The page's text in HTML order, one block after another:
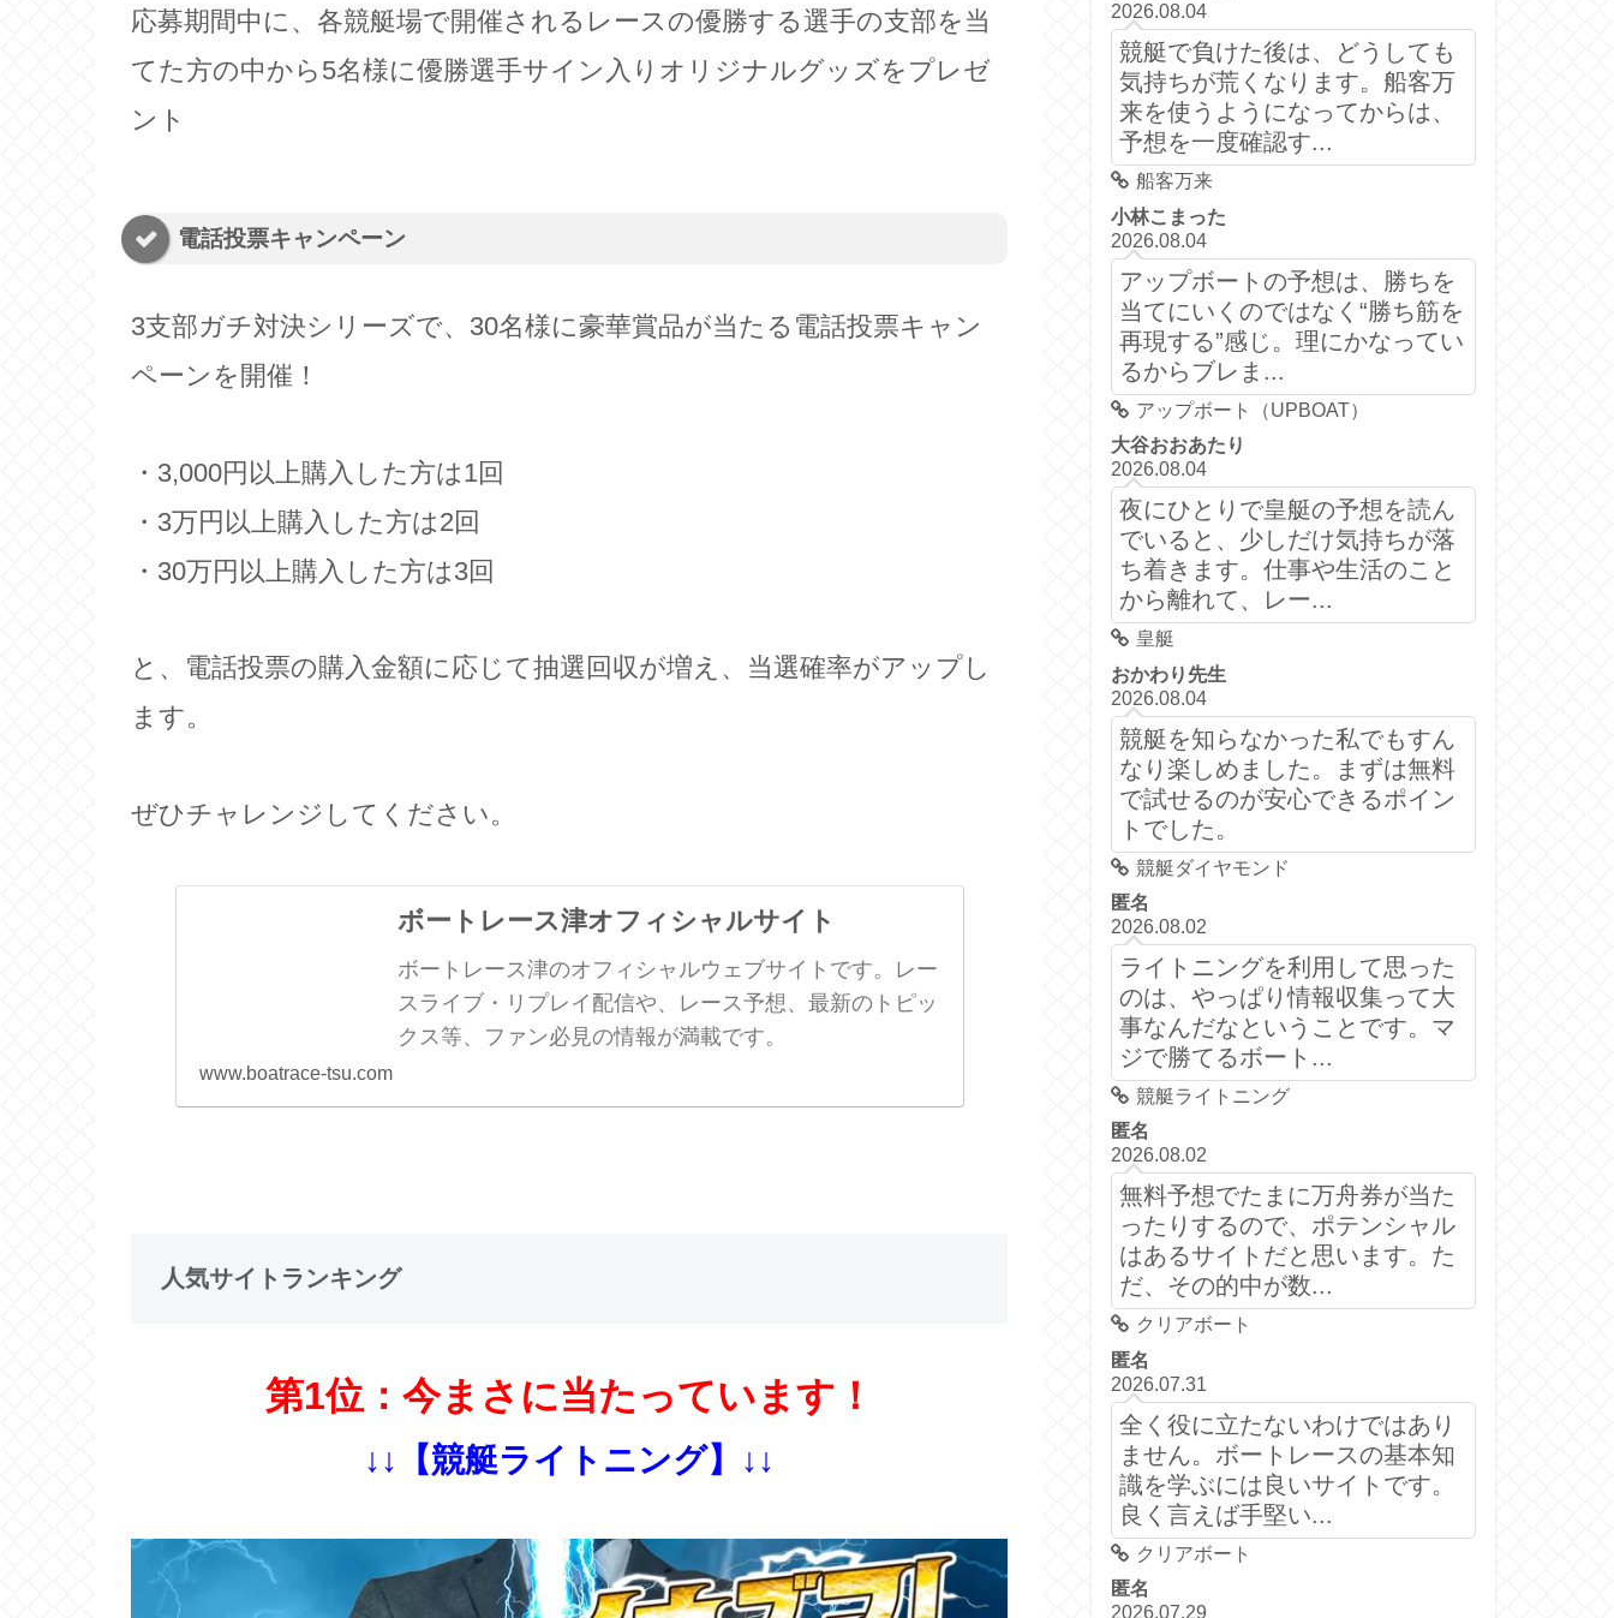
応募期間中に、各競艇場で開催されるレースの優勝する選手の支部を当
てた方の中から5名様に優勝選手サイン入りオリジナルグッズをプレゼ
ント
電話投票キャンペーン
3支部ガチ対決シリーズで、30名様に豪華賞品が当たる電話投票キャン
ペーンを開催！
・3,000円以上購入した方は1回
・3万円以上購入した方は2回
・30万円以上購入した方は3回
と、電話投票の購入金額に応じて抽選回収が増え、当選確率がアップし
ます。
ぜひチャレンジしてください。
ボートレース津オフィシャルサイト
ボートレース津のオフィシャルウェブサイトです。レー
スライブ・リプレイ配信や、レース予想、最新のトピッ
クス等、ファン必見の情報が満載です。
www.boatrace-tsu.com
人気サイトランキング
第1位：今まさに当たっています！
↓↓【競艇ライトニング】↓↓
2026.08.04
競艇で負けた後は、どうしても
気持ちが荒くなります。船客万
来を使うようになってからは、
予想を一度確認す...
船客万来
小林こまった
2026.08.04
アップボートの予想は、勝ちを
当てにいくのではなく“勝ち筋を
再現する”感じ。理にかなってい
るからブレま...
アップボート（UPBOAT）
大谷おおあたり
2026.08.04
夜にひとりで皇艇の予想を読ん
でいると、少しだけ気持ちが落
ち着きます。仕事や生活のこと
から離れて、レー...
皇艇
おかわり先生
2026.08.04
競艇を知らなかった私でもすん
なり楽しめました。まずは無料
で試せるのが安心できるポイン
トでした。
競艇ダイヤモンド
匿名
2026.08.02
ライトニングを利用して思った
のは、やっぱり情報収集って大
事なんだなということです。マ
ジで勝てるボート...
競艇ライトニング
匿名
2026.08.02
無料予想でたまに万舟券が当た
ったりするので、ポテンシャル
はあるサイトだと思います。た
だ、その的中が数...
クリアボート
匿名
2026.07.31
全く役に立たないわけではあり
ません。ボートレースの基本知
識を学ぶには良いサイトです。
良く言えば手堅い...
クリアボート
匿名
2026.07.29